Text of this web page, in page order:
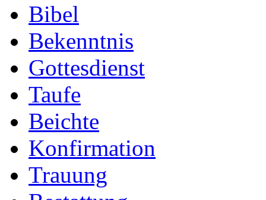
Bibel
Bekenntnis
Gottesdienst
Taufe
Beichte
Konfirmation
Trauung